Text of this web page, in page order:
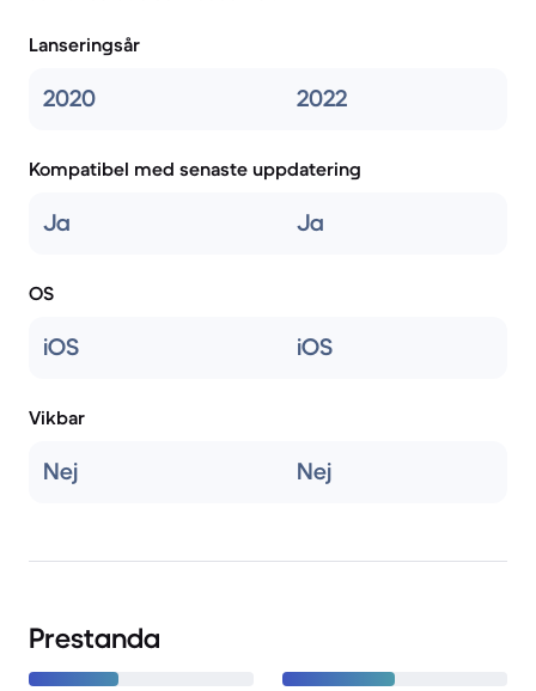
Lanseringsår
2020 2022
Kompatibel med senaste uppdatering
Ja Ja
OS
iOS iOS
Vikbar
Nej Nej
Prestanda